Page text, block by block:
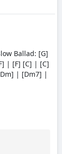
Ballad: [G]
| [F] [C] | [C]
| [Dm7] |